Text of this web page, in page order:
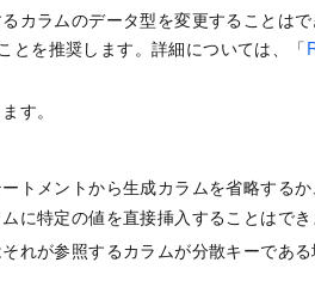
カラムのデータ型を変更することは
とを推奨します。詳細については、「
す。
トメントから生成カラムを省略する
に特定の値を直接挿入することはでき
れが参照するカラムが分散キーであ